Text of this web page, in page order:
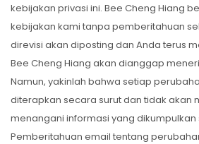
kebijakan privasi ini. Bee Cheng Hiang
kebijakan kami tanpa pemberitahuan
direvisi akan diposting dan Anda terus
Bee Cheng Hiang akan dianggap
Namun, yakinlah bahwa setiap
diterapkan secara surut dan tidak akan
menangani informasi yang dikumpulkan
Pemberitahuan email tentang